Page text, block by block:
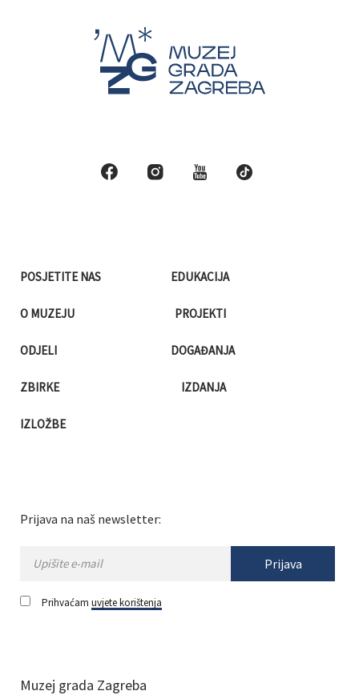
POSJETITE NAS
O MUZEJU
ODJELI
ZBIRKE
IZLOŽBE
EDUKACIJA
PROJEKTI
DOGAĐANJA
IZDANJA
Prijava na naš newsletter:
Prijava
Prihvaćam uvjete korištenja
Muzej grada Zagreba